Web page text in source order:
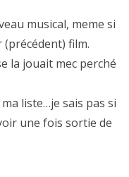
musical, meme si
(précédent) film.
la jouait mec perché
liste…je sais pas si
une fois sortie de